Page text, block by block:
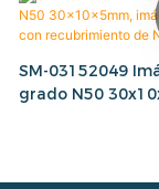
SM-03152049
grado N50